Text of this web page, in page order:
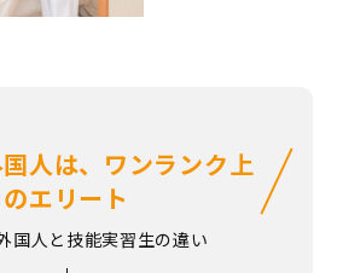
人は、ワンランク上
のエリート
国人と技能実習生の違い